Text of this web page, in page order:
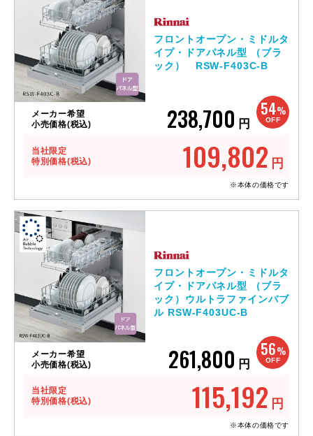
フロントオープン・ミドルタ
イプ・ドアパネル型 （ブラ
ック） RSW-F403C-B
54%
OFF
メーカー希望
小売価格(税込)
238,700 円
当社限定
特別価格(税込)
109,802 円
※本体の価格です
フロントオープン・ミドルタ
イプ・ドアパネル型 （ブラ
ック）ウルトラファインバブ
ル RSW-F403UC-B
56%
OFF
メーカー希望
小売価格(税込)
261,800 円
当社限定
特別価格(税込)
115,192 円
※本体の価格です